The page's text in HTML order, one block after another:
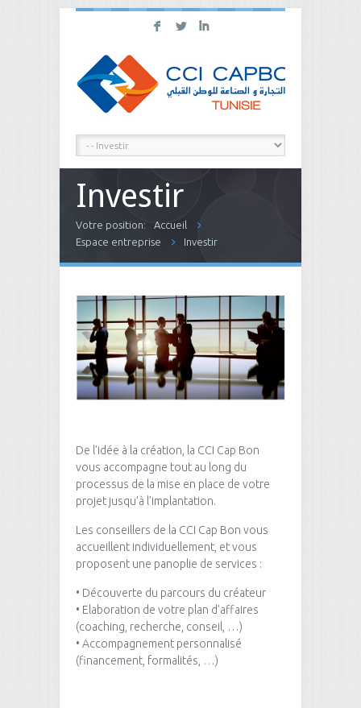
F L I
Investir
Votre position:
Accueil
Espace entreprise
Investir
De l’idée à la création, la CCI Cap Bon
vous accompagne tout au long du
processus de la mise en place de votre
projet jusqu’à l’implantation.
Les conseillers de la CCI Cap Bon vous
accueillent individuellement, et vous
proposent une panoplie de services :
• Découverte du parcours du créateur
• Elaboration de votre plan d’affaires
(coaching, recherche, conseil, …)
• Accompagnement personnalisé
(financement, formalités, …)